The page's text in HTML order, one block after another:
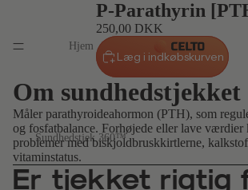
Hjem
Sundhedstjek 360™
P-Parathyrin
250,00 DKK
Læg i indkøbskurven
Om sundhedstjekket
Måler parathyroideahormon (PTH), som
og fosfatbalance. Forhøjede eller lave værdier
problemer med biskjoldbruskkirtlerne,
vitaminstatus.
Er tjekket rigtig